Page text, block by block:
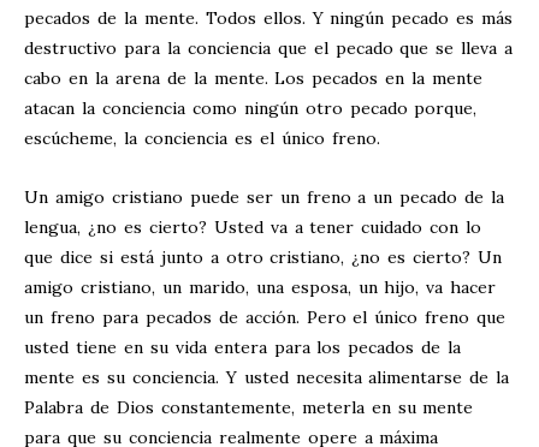
pecados de la mente. Todos ellos. Y ningún pecado es más
destructivo para la conciencia que el pecado que se lleva a
cabo en la arena de la mente. Los pecados en la mente
atacan la conciencia como ningún otro pecado porque,
escúcheme, la conciencia es el único freno.
Un amigo cristiano puede ser un freno a un pecado de la
lengua, ¿no es cierto? Usted va a tener cuidado con lo
que dice si está junto a otro cristiano, ¿no es cierto? Un
amigo cristiano, un marido, una esposa, un hijo, va hacer
un freno para pecados de acción. Pero el único freno que
usted tiene en su vida entera para los pecados de la
mente es su conciencia. Y usted necesita alimentarse de la
Palabra de Dios constantemente, meterla en su mente
para que su conciencia realmente opere a máxima